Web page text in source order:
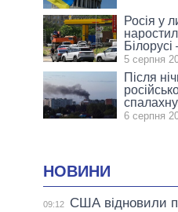
Росія у
5 серпня
Після
6 серпня
НОВИНИ
09:12
США відновили